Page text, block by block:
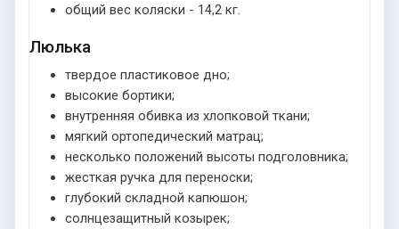
общий вес коляски - 14,2 кг.
Люлька
твердое пластиковое дно;
высокие бортики;
внутренняя обивка из хлопковой ткани;
мягкий ортопедический матрац;
несколько положений высоты подголовника;
жесткая ручка для переноски;
глубокий складной капюшон;
солнцезащитный козырек;